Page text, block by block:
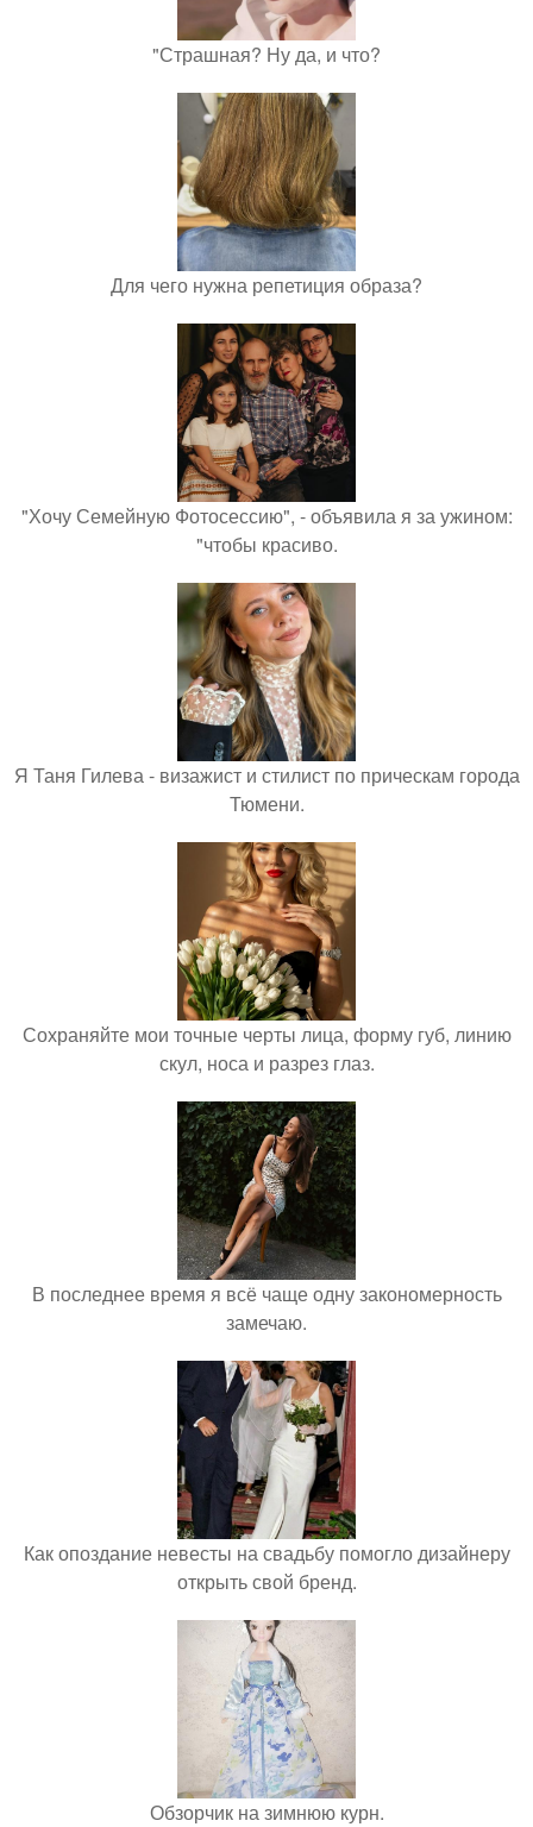
"Страшная? Ну да, и что?
Для чего нужна репетиция образа?
"Хочу Семейную Фотосессию", - объявила я за ужином:
"чтобы красиво.
Я Таня Гилева - визажист и стилист по прическам города
Тюмени.
Сохраняйте мои точные черты лица, форму губ, линию
скул, носа и разрез глаз.
В последнее время я всё чаще одну закономерность
замечаю.
Как опоздание невесты на свадьбу помогло дизайнеру
открыть свой бренд.
Обзорчик на зимнюю курн.